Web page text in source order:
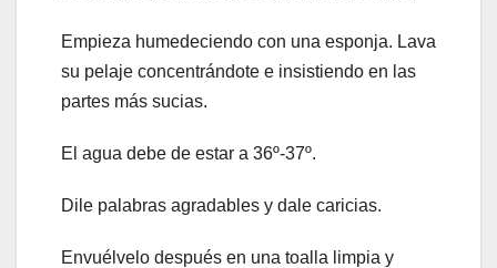
Empieza humedeciendo con una esponja. Lava
su pelaje concentrándote e insistiendo en las
partes más sucias.
El agua debe de estar a 36º-37º.
Dile palabras agradables y dale caricias.
Envuélvelo después en una toalla limpia y